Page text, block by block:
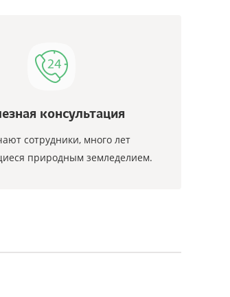
консультация
сотрудники, много лет
природным земледелием.